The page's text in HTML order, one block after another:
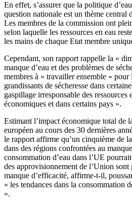
En effet, s’assurer que la politique
question nationale est un thème central
Les membres de la commission ont
selon laquelle les ressources en eau
les mains de chaque Etat membre
Cependant, son rapport rappelle la «
manque d’eau et des problèmes de
membres à « travailler ensemble » pour
grandissants de sécheresse dans
gaspillage irresponsable des ressources
économiques et dans certains pays ».
Estimant l’impact économique total de
européen au cours des 30 dernières
le rapport affirme qu’un cinquième de
dans des régions confrontées au
consommation d’eau dans l’UE
des approvisionnement de l’Union sont
manque d’efficacité, affirme-t-il,
« les tendances dans la consommation
».